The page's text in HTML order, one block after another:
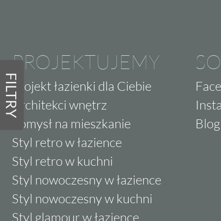
FILTRY
PROJEKTUJEMY
Projekt łazienki dla Ciebie
Architekci wnętrz
Pomysł na mieszkanie
Styl retro w łazience
Styl retro w kuchni
Styl nowoczesny w łazience
Styl nowoczesny w kuchni
Styl glamour w łazience
Blog